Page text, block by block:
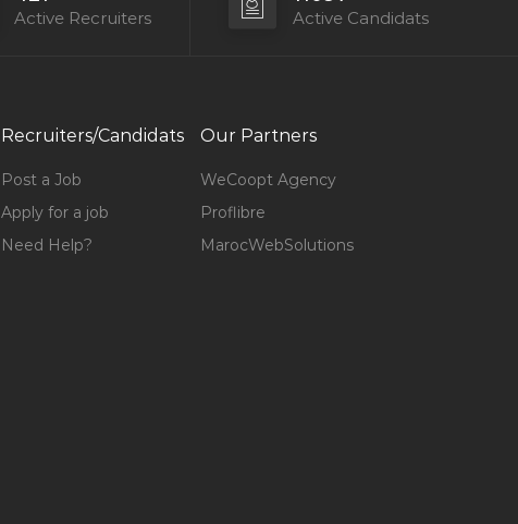
Active Recruiters Active Candidats
Recruiters/Candidats
Post a Job
Apply for a job
Need Help?
Our Partners
WeCoopt Agency
Proflibre
MarocWebSolutions